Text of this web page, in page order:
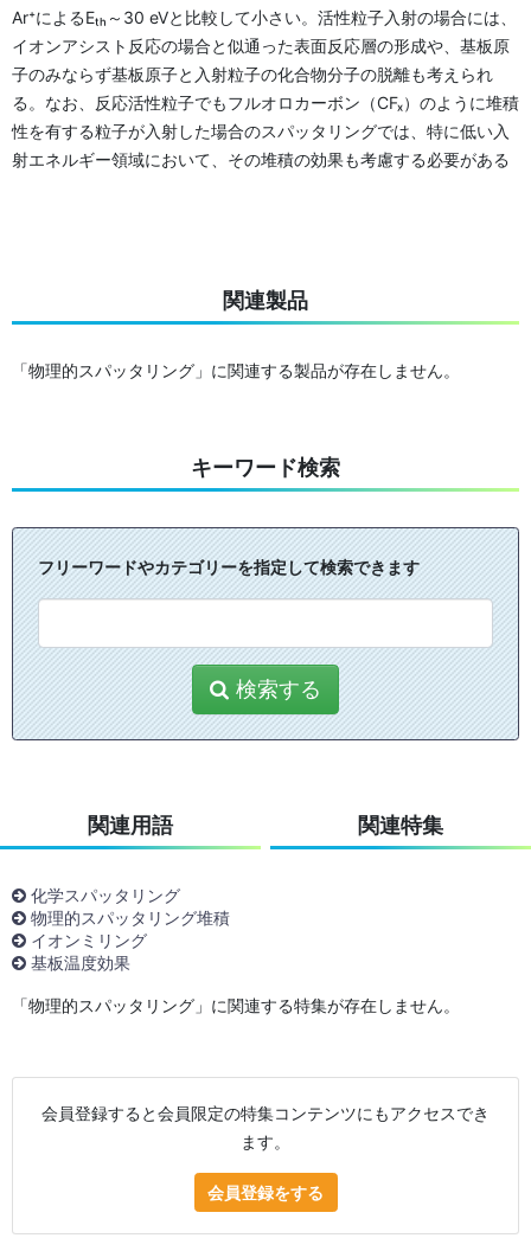
Ar⁺によるEₜₕ～30 eVと比較して小さい。活性粒子入射の場合には、
イオンアシスト反応の場合と似通った表面反応層の形成や、基板原
子のみならず基板原子と入射粒子の化合物分子の脱離も考えられ
る。なお、反応活性粒子でもフルオロカーボン（CFₓ）のように堆積
性を有する粒子が入射した場合のスパッタリングでは、特に低い入
射エネルギー領域において、その堆積の効果も考慮する必要がある
関連製品
「物理的スパッタリング」に関連する製品が存在しません。
キーワード検索
フリーワードやカテゴリーを指定して検索できます
検索する
関連用語 関連特集
化学スパッタリング
物理的スパッタリング堆積
イオンミリング
基板温度効果
「物理的スパッタリング」に関連する特集が存在しません。
会員登録すると会員限定の特集コンテンツにもアクセスでき
ます。
会員登録をする